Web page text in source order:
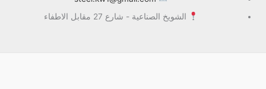
الشويخ الصناعية - شارع 27 مقابل الاطفاء